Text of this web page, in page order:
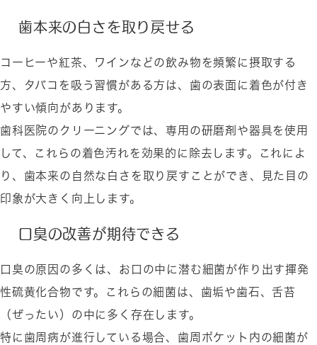
歯本来の白さを取り戻せる
コーヒーや紅茶、ワインなどの飲み物を頻繁に摂取する
方、タバコを吸う習慣がある方は、歯の表面に着色が付き
やすい傾向があります。
歯科医院のクリーニングでは、専用の研磨剤や器具を使用
して、これらの着色汚れを効果的に除去します。これによ
り、歯本来の自然な白さを取り戻すことができ、見た目の
印象が大きく向上します。
口臭の改善が期待できる
口臭の原因の多くは、お口の中に潜む細菌が作り出す揮発
性硫黄化合物です。これらの細菌は、歯垢や歯石、舌苔
（ぜったい）の中に多く存在します。
特に歯周病が進行している場合、歯周ポケット内の細菌が